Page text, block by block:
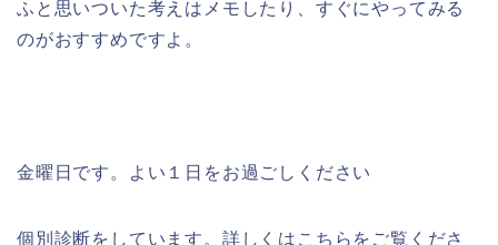
ふと思いついた考えはメモしたり、すぐにやってみる
のがおすすめですよ。
金曜日です。よい１日をお過ごしください
個別診断をしています。詳しくはこちらをご覧くださ